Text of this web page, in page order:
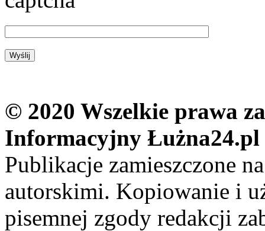
© 2020 Wszelkie prawa
Informacyjny Łużna24.pl
Publikacje zamieszczone
autorskimi. Kopiowanie i
pisemnej zgody redakcji